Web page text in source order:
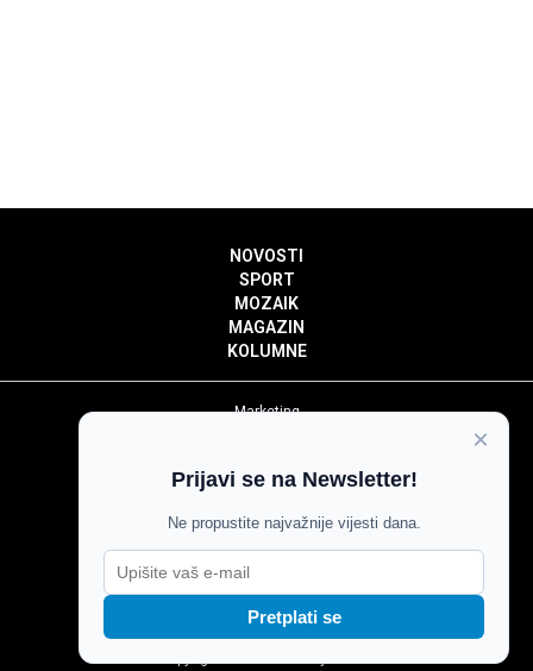
NOVOSTI
SPORT
MOZAIK
MAGAZIN
KOLUMNE
Marketing
Impressum
Pravila komentiranja
Agroglas
×
Prijavi se na Newsletter!
Ne propustite najvažnije vijesti dana.
Pretplati se